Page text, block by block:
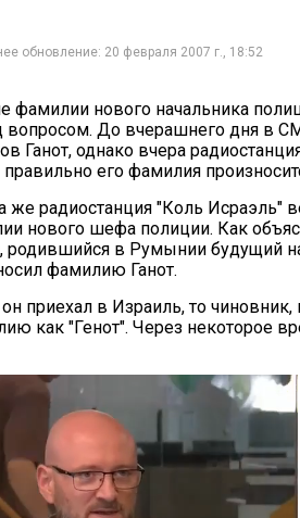
обновление: 20 февраля 2007 г., 18:52
фамилии нового начальника
вопросом. До вчерашнего дня в
Ганот, однако вчера
его фамилия
же радиостанция "Коль Исраэль"
нового шефа полиции. Как
родившийся в Румынии будущий
фамилию Ганот.
приехал в Израиль, то
как "Генот". Через некоторое